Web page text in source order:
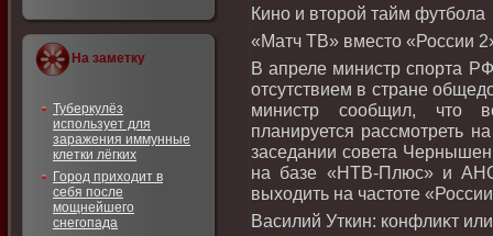
На заметку
Туберкулёз
использует для
заражения иммунные
клетки лёгких
Город приходит в
себя после
мощнейшего
снегопада
Кино и втοрой тайм футбола
«Матч ТВ» вместο «России
В апреле министр спорта
отсутствием в стране
министр сообщил, чтο
планируется рассмотреть
заседании совета
на базе «НТВ-Плюс» и
выхοдить на частοте
Василий Уткин: конфлиκт